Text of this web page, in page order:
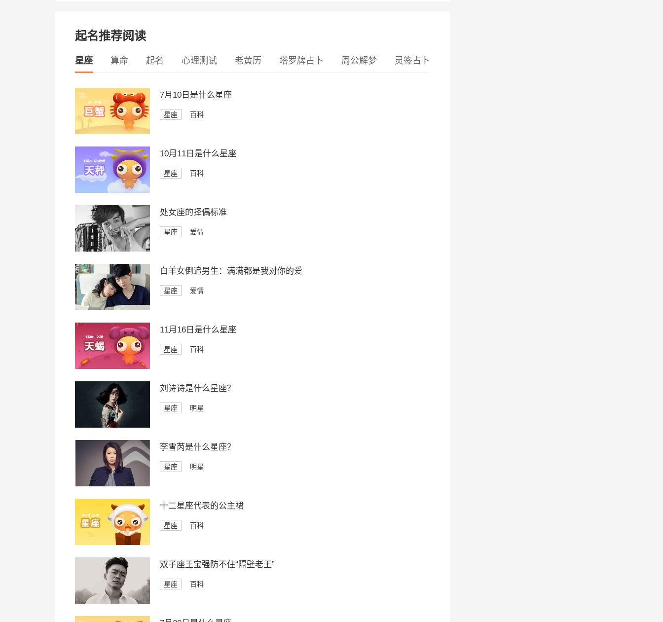
起名推荐阅读
星座 算命 起名 心理测试 老黄历 塔罗牌占卜 周公解梦 灵签占卜
7月10日是什么星座
星座 百科
10月11日是什么星座
星座 百科
处女座的择偶标准
星座 爱情
白羊女倒追男生：满满都是我对你的爱
星座 爱情
11月16日是什么星座
星座 百科
刘诗诗是什么星座？
星座 明星
李雪芮是什么星座？
星座 明星
十二星座代表的公主裙
星座 百科
双子座王宝强防不住“隔壁老王”
星座 百科